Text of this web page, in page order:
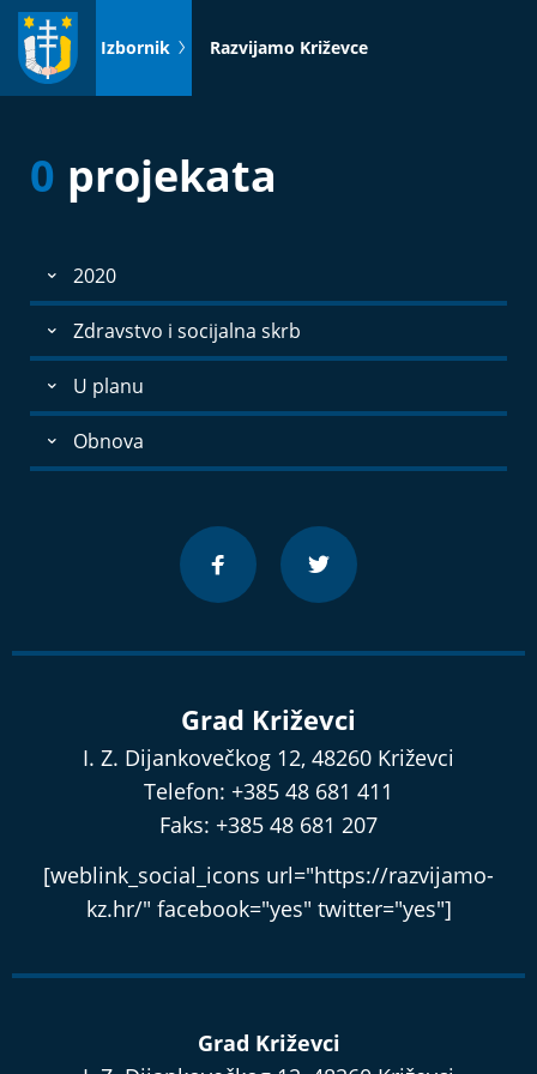
Idi
sadržaj
Izbornik Razvijamo Križevce
0 projekata
2020
Zdravstvo i socijalna skrb
U planu
Obnova
Grad Križevci
I. Z. Dijankovečkog 12, 48260 Križevci
Telefon: +385 48 681 411
Faks: +385 48 681 207
[weblink_social_icons url="https://razvijamo-
kz.hr/" facebook="yes" twitter="yes"]
Grad Križevci